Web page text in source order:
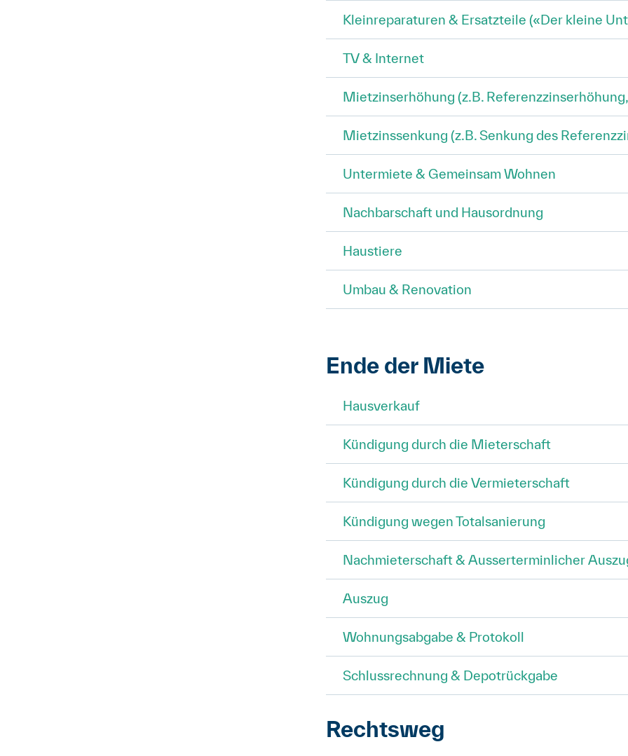
Kleinreparaturen & Ersatzteile («Der kleine
TV & Internet
Mietzinserhöhung (z.B.
Mietzinssenkung (z.B. Senkung des
Untermiete & Gemeinsam Wohnen
Nachbarschaft und Hausordnung
Haustiere
Umbau & Renovation
Ende der Miete
Hausverkauf
Kündigung durch die Mieterschaft
Kündigung durch die Vermieterschaft
Kündigung wegen Totalsanierung
Nachmieterschaft & Ausserterminlicher
Auszug
Wohnungsabgabe & Protokoll
Schlussrechnung & Depotrückgabe
Rechtsweg